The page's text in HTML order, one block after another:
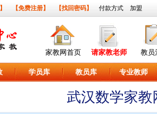
【免费注册】 【找回密码】 付款方式 加盟
家教网首页 请家教老师 教员
学员库 教员库 专业教师
武汉数学家教